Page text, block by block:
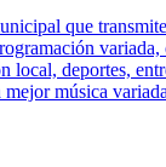
que
variada,
local, deportes,
música